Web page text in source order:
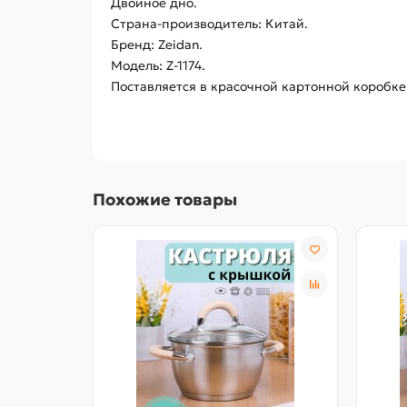
Страна-производитель: Китай.
Бренд: Zeidan.
Модель: Z-1174.
Поставляется в красочной картонной
Похожие товары